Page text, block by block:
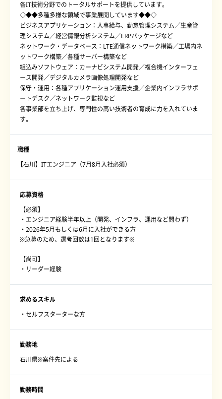
各IT技術分野でのトータルサポートを提供しています。
◇◆◆多種多様な領域で事業展開しています◆◆◇
ビジネスアプリケーション：人事給与、勤怠管理システム／生産管
理システム／経営情報分析システム／ERPパッケージなど
ネットワーク・データベース：LTE通信ネットワーク構築／工場内ネ
ットワーク構築／各種サーバー構築など
組込みソフトウェア：カーナビシステム開発／複合機インターフェ
ース開発／デジタルカメラ画像処理開発など
保守・運用：各種アプリケーション運用支援／企業内インフラサポ
ートデスク／ネットワーク監視など
各事業部を立ち上げ、専門性の高い技術者の育成に力を入れていま
す。
職種
【石川】ITエンジニア（7月8月入社必須）
応募資格
【必須】
・エンジニア経験半年以上（開発、インフラ、運用など問わず）
・2026年5月もしくは6月に入社ができる方
※急募のため、選考回数は1回となります※
【尚可】
・リーダー経験
求めるスキル
・セルフスターターな方
勤務地
石川県※案件先による
勤務時間